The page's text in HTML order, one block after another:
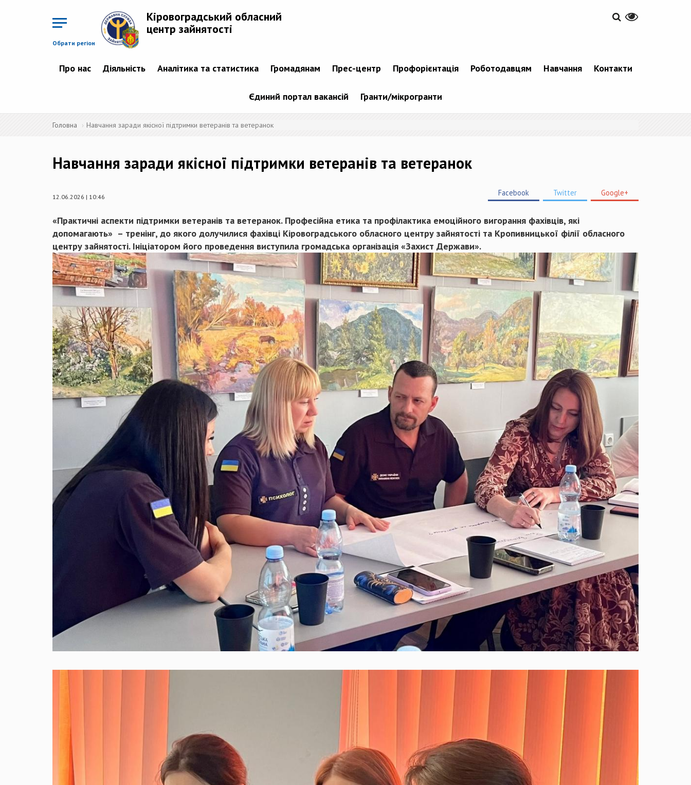
Обрати регіон
Кіровоградський обласний
центр зайнятості
Про нас Діяльність Аналітика та статистика Громадянам Прес-центр Профорієнтація Роботодавцям Навчання Контакти
Єдиний портал вакансій Гранти/мікрогранти
Головна Навчання заради якісної підтримки ветеранів та ветеранок
Навчання заради якісної підтримки ветеранів та ветеранок
12.06.2026 | 10:46 Facebook Twitter Google+
«Практичні аспекти підтримки ветеранів та ветеранок. Професійна етика та профілактика емоційного вигорання фахівців, які
допомагають» – тренінг, до якого долучилися фахівці Кіровоградського обласного центру зайнятості та Кропивницької філії обласного
центру зайнятості. Ініціатором його проведення виступила громадська організація «Захист Держави».